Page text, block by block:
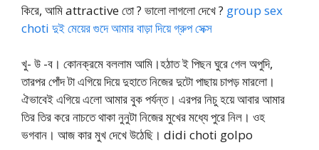
কিরে, আমি attractive তো ? ভালো লাগলো দেখে ? group sex
choti দুই মেয়ের গুদে আমার বাড়া দিয়ে গ্রুপ সেক্স
খু- উ -ব। কোনক্রমে বললাম আমি।হঠাত ই পিছন ঘুরে গেল অপুদি,
তারপর পোঁদ টা এগিয়ে দিয়ে দুহাতে নিজের দুটো পাছায় চাপড় মারলো।
ঐভাবেই এগিয়ে এলো আমার বুক পর্যন্ত। এরপর নিচু হয়ে আবার আমার
তির তির করে নাচতে থাকা নুনুটা নিজের মুখের মধ্যে পুরে নিল। ওহ
ভগবান। আজ কার মুখ দেখে উঠেছি। didi choti golpo